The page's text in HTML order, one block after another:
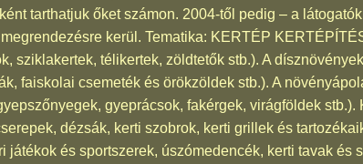
tarthatjuk őket számon. 2004-től pedig – a
kerül. Tematika: KERTÉP
sziklakertek, télikertek, zöldtetők stb.). A
faiskolai csemeték és örökzöldek stb.). A
gyeprácsok, fakérgek, virágföldek
dézsák, kerti szobrok, kerti grillek és
játékok és sportszerek, úszómedencék, kerti tavak és